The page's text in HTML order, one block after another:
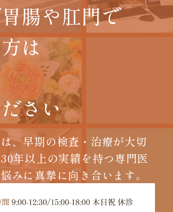
腸や肛門で
は
さい
、早期の検査・治療が大切
年以上の実績を持つ専門医
みに真摯に向き合います。